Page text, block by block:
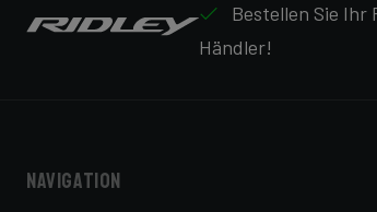
Bestellen Sie Ihr
Händler!
Navigation